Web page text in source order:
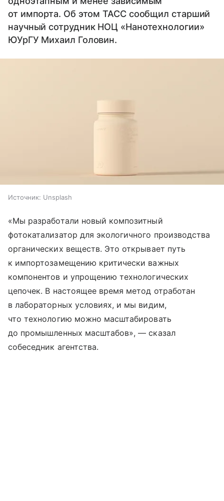
от импорта. Об этом ТАСС сообщил старший
научный сотрудник НОЦ «Нанотехнологии»
ЮУрГУ Михаил Головин.
Источник: Unsplash
«Мы разработали новый композитный
фотокатализатор для экологичного производства
органических веществ. Это открывает путь
к импортозамещению критически важных
компонентов и упрощению технологических
цепочек. В настоящее время метод отработан
в лабораторных условиях, и мы видим,
что технологию можно масштабировать
до промышленных масштабов», — сказал
собеседник агентства.